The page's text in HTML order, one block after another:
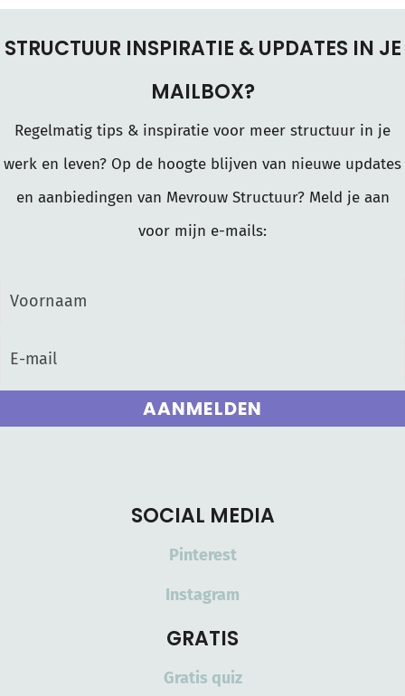
STRUCTUUR INSPIRATIE & UPDATES IN JE
MAILBOX?
Regelmatig tips & inspiratie voor meer structuur in je
werk en leven? Op de hoogte blijven van nieuwe updates
en aanbiedingen van Mevrouw Structuur? Meld je aan
voor mijn e-mails:
AANMELDEN
SOCIAL MEDIA
Pinterest
Instagram
GRATIS
Gratis quiz